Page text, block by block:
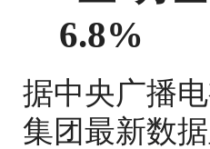
6.8%
据中央广播
集团最新数